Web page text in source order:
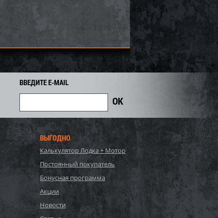
8 100
Экономия
6 660 i
Экономия
Bestway, Стальной
16296л...
Экономия
P20-2052-S, Polygroup,
Каркасный бассейн
549х274х132см, 17203л...
86 000
81 700
4 300 Экономия
ВВЕДИТЕ E-MAIL
ВЫГОДНО
Калькулятор Лодка + Мотор
Постоянный покупатель
Бонусная программа
Акции
Новости